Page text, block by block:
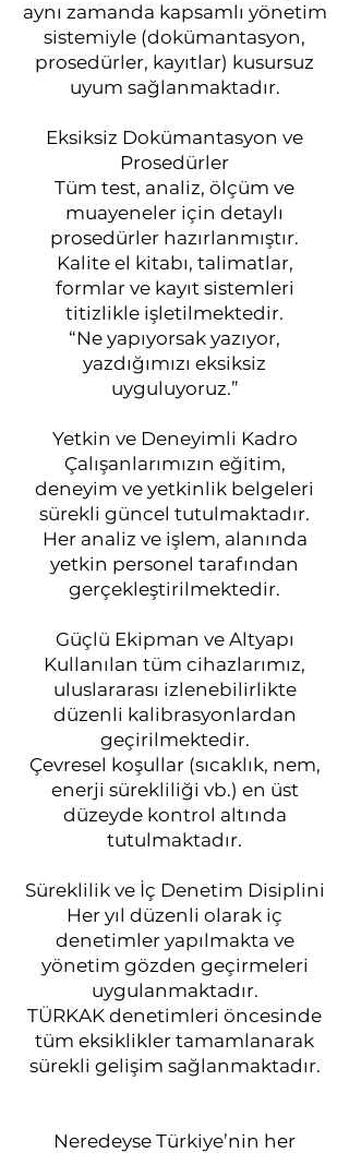
aynı zamanda kapsamlı yönetim
sistemiyle (dokümantasyon,
prosedürler, kayıtlar) kusursuz
uyum sağlanmaktadır.
Eksiksiz Dokümantasyon ve
Prosedürler
Tüm test, analiz, ölçüm ve
muayeneler için detaylı
prosedürler hazırlanmıştır.
Kalite el kitabı, talimatlar,
formlar ve kayıt sistemleri
titizlikle işletilmektedir.
“Ne yapıyorsak yazıyor,
yazdığımızı eksiksiz
uyguluyoruz.”
Yetkin ve Deneyimli Kadro
Çalışanlarımızın eğitim,
deneyim ve yetkinlik belgeleri
sürekli güncel tutulmaktadır.
Her analiz ve işlem, alanında
yetkin personel tarafından
gerçekleştirilmektedir.
Güçlü Ekipman ve Altyapı
Kullanılan tüm cihazlarımız,
uluslararası izlenebilirlikte
düzenli kalibrasyonlardan
geçirilmektedir.
Çevresel koşullar (sıcaklık, nem,
enerji sürekliliği vb.) en üst
düzeyde kontrol altında
tutulmaktadır.
Süreklilik ve İç Denetim Disiplini
Her yıl düzenli olarak iç
denetimler yapılmakta ve
yönetim gözden geçirmeleri
uygulanmaktadır.
TÜRKAK denetimleri öncesinde
tüm eksiklikler tamamlanarak
sürekli gelişim sağlanmaktadır.
Neredeyse Türkiye’nin her